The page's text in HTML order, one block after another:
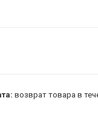
возврат товара в